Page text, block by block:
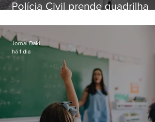
Polícia Civil prende quadrilha
residências de luxo no Rio
Jornal Daki
há 1 dia